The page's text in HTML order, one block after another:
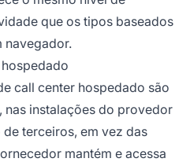
que os tipos baseados
navegador.
call center hospedado são
instalações do provedor
terceiros, em vez das
mantém e acessa